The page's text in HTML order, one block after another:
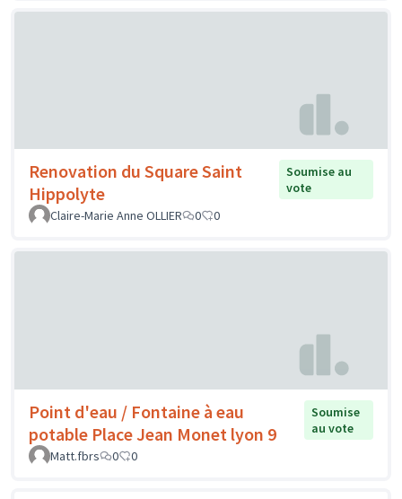
Renovation du Square Saint
Hippolyte
Soumise au
vote
Claire-Marie Anne OLLIER
0 0
Point d'eau / Fontaine à eau
potable Place Jean Monet lyon 9
Soumise
au vote
Matt.fbrs
0 0